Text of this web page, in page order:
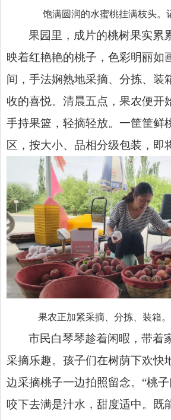
饱满圆润的水蜜桃挂满枝头。
果园里，成片的桃树果实累
映着红艳艳的桃子，色彩明丽如
间，手法娴熟地采摘、分拣、装
收的喜悦。清晨五点，果农便开
手持果篮，轻摘轻放。一筐筐鲜
区，按大小、品相分级包装，即
果农正加紧采摘、分拣、装箱
市民白琴琴趁着闲暇，带着
采摘乐趣。孩子们在树荫下欢快
边采摘桃子一边拍照留念。“桃
咬下去满是汁水，甜度适中。既